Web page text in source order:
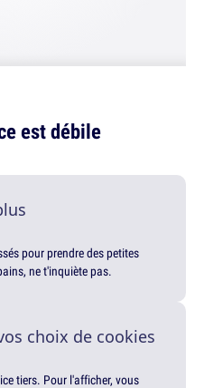
est débile
pour prendre des petites
ne t'inquiète pas.
choix de cookies
tiers. Pour l'afficher, vous